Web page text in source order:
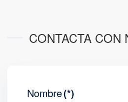
CONTACTA CON
Nombre(*)